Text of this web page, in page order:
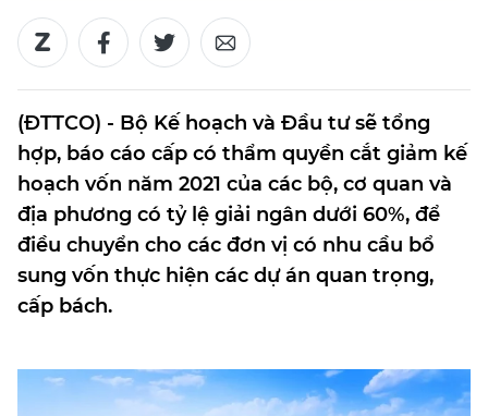
(ĐTTCO) - Bộ Kế hoạch và Đầu tư sẽ tổng
hợp, báo cáo cấp có thẩm quyền cắt giảm kế
hoạch vốn năm 2021 của các bộ, cơ quan và
địa phương có tỷ lệ giải ngân dưới 60%, để
điều chuyển cho các đơn vị có nhu cầu bổ
sung vốn thực hiện các dự án quan trọng,
cấp bách.